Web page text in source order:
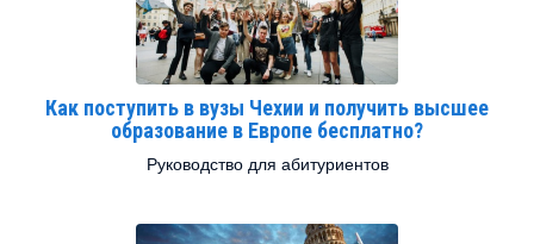
Как поступить в вузы Чехии и получить высшее
образование в Европе бесплатно?
Руководство для абитуриентов